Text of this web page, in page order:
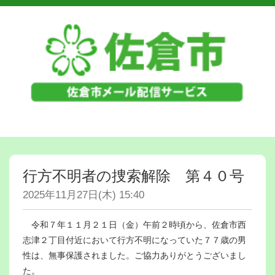
行方不明者の捜索解除 第４０号
2025年11月27日(木) 15:40
令和７年１１月２１日（金）午前２時頃から、佐倉市西
志津２丁目付近において行方不明になっていた７７歳の男
性は、無事保護されました。ご協力ありがとうございまし
た。